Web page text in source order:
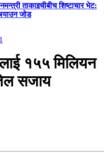
ताकाइचीबीच शिष्टाचार भेट:
जोड
१५५ मिलियन
सजाय